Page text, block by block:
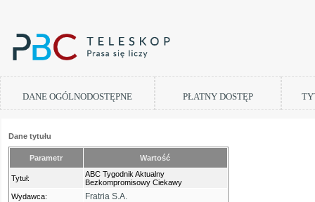
DANE OGÓLNODOSTĘPNE PŁATNY DOSTĘP
Dane tytułu
Parametr Wartość
Tytuł:
ABC Tygodnik Aktualny
Bezkompromisowy Ciekawy
Wydawca:
Fratria S.A.